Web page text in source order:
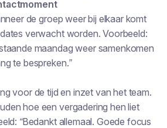
de groep weer bij elkaar komt
verwacht worden. Voorbeeld:
maandag weer samenkomen
te bespreken.”
voor de tijd en inzet van het team.
hoe een vergadering hen liet
“Bedankt allemaal. Goede focus